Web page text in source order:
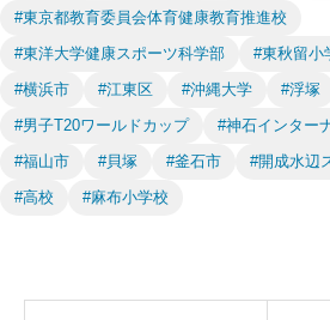
#東京都教育委員会体育健康教育推進校
#東洋大学健康スポーツ科学部
#東秋留小
#横浜市
#江東区 #沖縄大学 #浮塚
#男子T20ワールドカップ
#神石インター
#福山市
#貝塚 #釜石市 #開成水辺
#高校
#麻布小学校